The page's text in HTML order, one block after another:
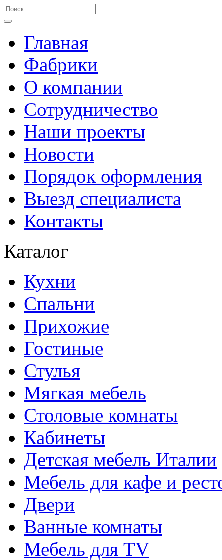
Главная
Фабрики
О компании
Сотрудничество
Наши проекты
Новости
Порядок оформления
Выезд специалиста
Контакты
Каталог
Кухни
Спальни
Прихожие
Гостиные
Стулья
Мягкая мебель
Столовые комнаты
Кабинеты
Детская мебель Италии
Мебель для кафе и
Двери
Ванные комнаты
Мебель для TV